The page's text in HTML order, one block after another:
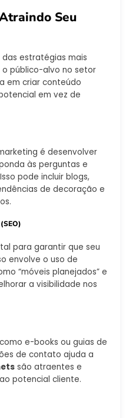
Seu
das estratégias mais
público-alvo no setor
em criar conteúdo
em vez de
é desenvolver
às perguntas e
pode incluir blogs,
de decoração e
para garantir que seu
envolve o uso de
“móveis planejados” e
a visibilidade nos
e-books ou guias de
de contato ajuda a
são atraentes e
potencial cliente.